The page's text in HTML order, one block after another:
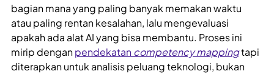
bagian mana yang paling banyak memakan waktu
atau paling rentan kesalahan, lalu mengevaluasi
apakah ada alat AI yang bisa membantu. Proses ini
mirip denganpendekatancompetency mappingtapi
diterapkan untuk analisis peluang teknologi, bukan